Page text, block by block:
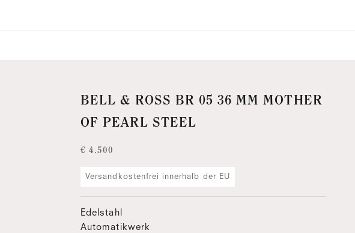
BELL & ROSS BR 05 36 MM MOTHER
OF PEARL STEEL
Angebot
€ 4.500
Versandkostenfrei innerhalb der EU
Edelstahl
Automatikwerk